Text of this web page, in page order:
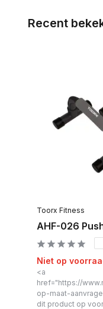
Recent
Toorx Fitness
AHF-026
Niet op
<a
href="https://
op-maat-
dit product op